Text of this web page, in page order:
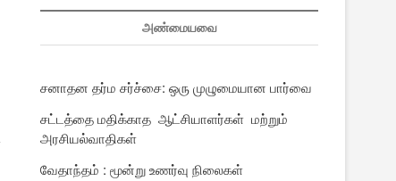
அண்மையவை
சனாதன தர்ம சர்ச்சை: ஒரு முழுமையான பார்வை
சட்டத்தை மதிக்காத ஆட்சியாளர்கள் மற்றும்
அரசியல்வாதிகள்
வேதாந்தம் : மூன்று உணர்வு நிலைகள்